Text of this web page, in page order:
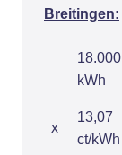
Breitingen:
18.000
kWh
x
13,07
ct/kWh